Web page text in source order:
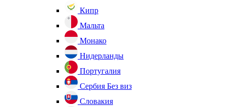
Кипр
Мальта
Монако
Нидерланды
Португалия
Сербия Без виз
Словакия